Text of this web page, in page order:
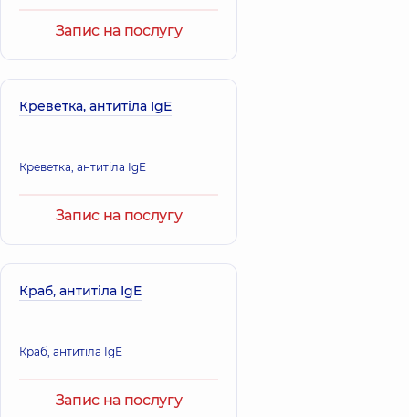
Запис на послугу
Креветка, антитіла IgE
Креветка, антитіла IgE
Запис на послугу
Краб, антитіла IgE
Краб, антитіла IgE
Запис на послугу